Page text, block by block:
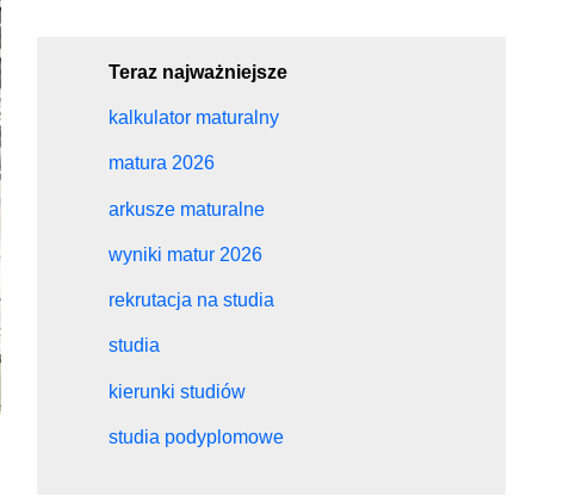
Teraz najważniejsze
kalkulator maturalny
matura 2026
arkusze maturalne
wyniki matur 2026
rekrutacja na studia
studia
kierunki studiów
studia podyplomowe